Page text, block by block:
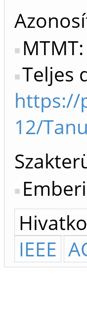
Teljes
https://
12/
IEEE